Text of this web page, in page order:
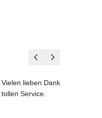
Vielen lieben Dank für das
tollen Service.